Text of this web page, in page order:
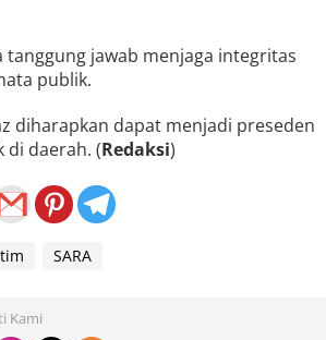
tanggung jawab menjaga integritas
publik.
diharapkan dapat menjadi preseden
di daerah. (Redaksi)
SARA
Kami